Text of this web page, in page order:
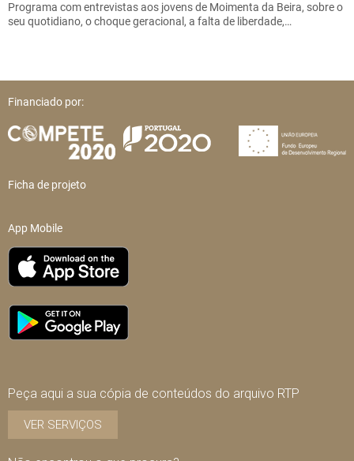
Programa com entrevistas aos jovens de Moimenta da Beira, sobre o
seu quotidiano, o choque geracional, a falta de liberdade,…
Financiado por:
Ficha de projeto
App Mobile
Peça aqui a sua cópia de conteúdos do arquivo RTP
VER SERVIÇOS